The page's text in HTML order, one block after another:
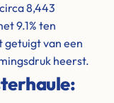
8,443
9.1% ten
getuigt van een
heerst.